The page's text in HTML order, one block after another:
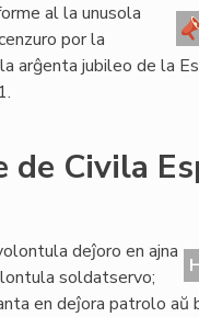
al la unusola
por la
arĝenta jubileo de la
Civila
deĵoro en ajna
soldatservo;
en deĵora patrolo aŭ